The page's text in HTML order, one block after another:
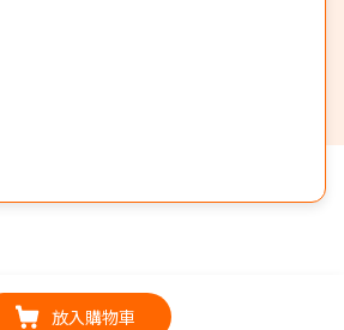
放入購物車